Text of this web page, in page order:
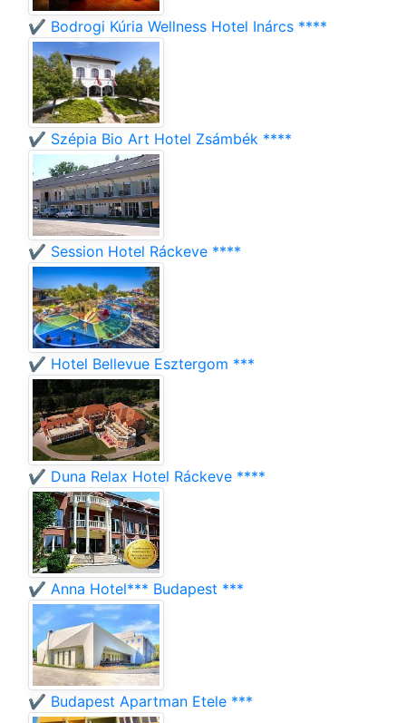
✔️ Bodrogi Kúria Wellness Hotel Inárcs ****
✔️ Szépia Bio Art Hotel Zsámbék ****
✔️ Session Hotel Ráckeve ****
✔️ Hotel Bellevue Esztergom ***
✔️ Duna Relax Hotel Ráckeve ****
✔️ Anna Hotel*** Budapest ***
✔️ Budapest Apartman Etele ***